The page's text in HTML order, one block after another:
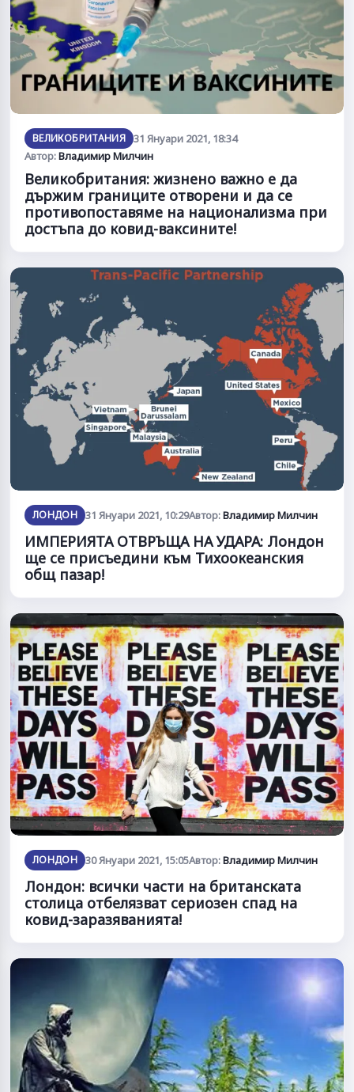
ВЕЛИКОБРИТАНИЯ 31 Януари 2021, 18:34
Автор:Владимир Милчин
Великобритания: жизнено важно е да
държим границите отворени и да се
противопоставяме на национализма при
достъпа до ковид-ваксините!
ЛОНДОН 31 Януари 2021, 10:29Автор:Владимир Милчин
ИМПЕРИЯТА ОТВРЪЩА НА УДАРА: Лондон
ще се присъедини към Тихоокеанския
общ пазар!
ЛОНДОН 30 Януари 2021, 15:05Автор:Владимир Милчин
Лондон: всички части на британската
столица отбелязват сериозен спад на
ковид-заразяванията!